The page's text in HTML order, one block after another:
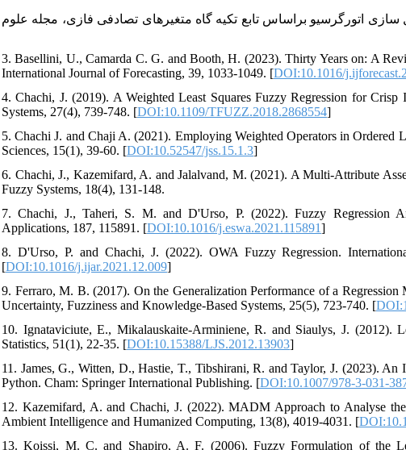
اﮐﺒﺮی م. ق. و ﺣﺴﺎﻣﯿﺎن غ. (۱۴۰۳)، ﻣﺪل ﺳﺎزی اﺗﻮرﮔﺮﺳﯿﻮ ﺑﺮاﺳﺎس ﺗﺎﺑﻊ ﺗﮑﯿﻪ ﮔﺎه ﻣﺘﻐﯿﺮﻫﺎی ﺗﺼﺎدﻓﯽ ﻓﺎزی، ﻣﺠﻠﻪ ﻋﻠﻮم
3. Basellini, U., Camarda C. G. and Booth, H. (2023). Thirty Years on: A
International Journal of Forecasting, 39, 1033-1049. [DOI:10.1016/
4. Chachi, J. (2019). A Weighted Least Squares Fuzzy Regression for
Systems, 27(4), 739-748. [DOI:10.1109/TFUZZ.2018.2868554]
5. Chachi J. and Chaji A. (2021). Employing Weighted Operators in Ordered
Sciences, 15(1), 39-60. [DOI:10.52547/jss.15.1.3]
6. Chachi, J., Kazemifard, A. and Jalalvand, M. (2021). A Multi-Attribute
Fuzzy Systems, 18(4), 131-148.
7. Chachi, J., Taheri, S. M. and D'Urso, P. (2022). Fuzzy Regression
Applications, 187, 115891. [DOI:10.1016/j.eswa.2021.115891]
8. D'Urso, P. and Chachi, J. (2022). OWA Fuzzy Regression.
[DOI:10.1016/j.ijar.2021.12.009]
9. Ferraro, M. B. (2017). On the Generalization Performance of a
Uncertainty, Fuzziness and Knowledge-Based Systems, 25(5), 723-740. [
10. Ignataviciute, E., Mikalauskaite-Arminiene, R. and Siaulys, J. (2012).
Statistics, 51(1), 22-35. [DOI:10.15388/LJS.2012.13903]
11. James, G., Witten, D., Hastie, T., Tibshirani, R. and Taylor, J. (2023).
Python. Cham: Springer International Publishing. [DOI:10.1007/978-3-031-
12. Kazemifard, A. and Chachi, J. (2022). MADM Approach to Analyse
Ambient Intelligence and Humanized Computing, 13(8), 4019-4031. [
13. Koissi, M. C. and Shapiro, A. F. (2006). Fuzzy Formulation of the